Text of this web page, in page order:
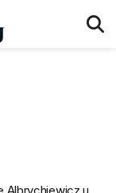
Albrychiewicz u